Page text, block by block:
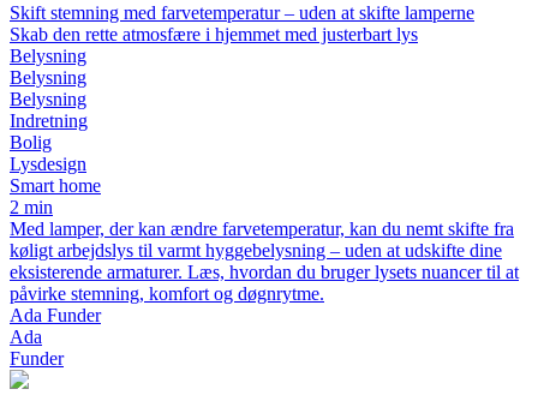
Skift stemning med farvetemperatur – uden at skifte lamperne
Skab den rette atmosfære i hjemmet med justerbart lys
Belysning
Belysning
Belysning
Indretning
Bolig
Lysdesign
Smart home
2 min
Med lamper, der kan ændre farvetemperatur, kan du nemt skifte fra
køligt arbejdslys til varmt hyggebelysning – uden at udskifte dine
eksisterende armaturer. Læs, hvordan du bruger lysets nuancer til at
påvirke stemning, komfort og døgnrytme.
Ada Funder
Ada
Funder